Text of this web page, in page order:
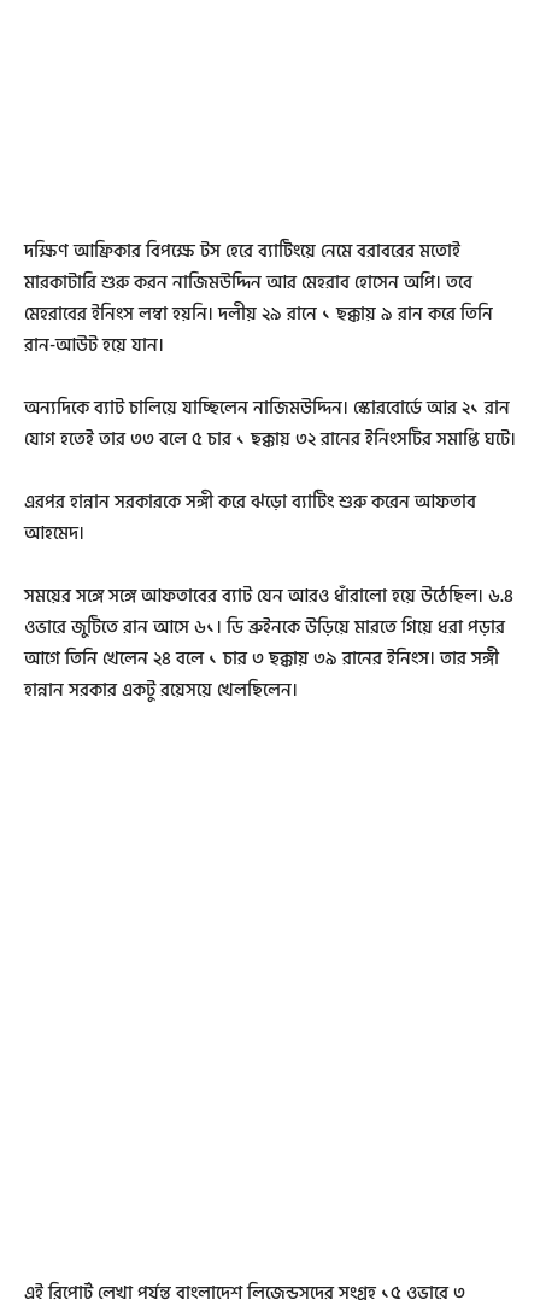
দক্ষিণ আফ্রিকার বিপক্ষে টস হেরে ব্যাটিংয়ে নেমে বরাবরের মতোই
মারকাটারি শুরু করন নাজিমউদ্দিন আর মেহরাব হোসেন অপি। তবে
মেহরাবের ইনিংস লম্বা হয়নি। দলীয় ২৯ রানে ১ ছক্কায় ৯ রান করে তিনি
রান-আউট হয়ে যান।
অন্যদিকে ব্যাট চালিয়ে যাচ্ছিলেন নাজিমউদ্দিন। স্কোরবোর্ডে আর ২১ রান
যোগ হতেই তার ৩৩ বলে ৫ চার ১ ছক্কায় ৩২ রানের ইনিংসটির সমাপ্তি ঘটে।
এরপর হান্নান সরকারকে সঙ্গী করে ঝড়ো ব্যাটিং শুরু করেন আফতাব
আহমেদ।
সময়ের সঙ্গে সঙ্গে আফতাবের ব্যাট যেন আরও ধাঁরালো হয়ে উঠেছিল। ৬.৪
ওভারে জুটিতে রান আসে ৬১। ডি ব্রুইনকে উড়িয়ে মারতে গিয়ে ধরা পড়ার
আগে তিনি খেলেন ২৪ বলে ১ চার ৩ ছক্কায় ৩৯ রানের ইনিংস। তার সঙ্গী
হান্নান সরকার একটু রয়েসয়ে খেলছিলেন।
এই রিপোর্ট লেখা পর্যন্ত বাংলাদেশ লিজেন্ডসদের সংগ্রহ ১৫ ওভারে ৩